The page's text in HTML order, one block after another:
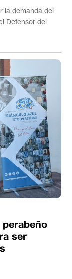
la demanda del
Defensor del
perabeño
ser